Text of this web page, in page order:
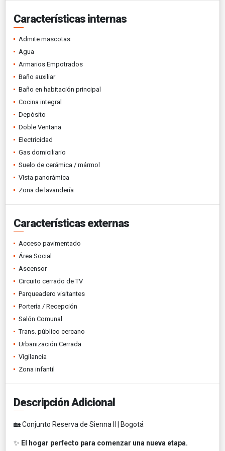
Características internas
Admite mascotas
Agua
Armarios Empotrados
Baño auxiliar
Baño en habitación principal
Cocina integral
Depósito
Doble Ventana
Electricidad
Gas domiciliario
Suelo de cerámica / mármol
Vista panorámica
Zona de lavandería
Características externas
Acceso pavimentado
Área Social
Ascensor
Circuito cerrado de TV
Parqueadero visitantes
Portería / Recepción
Salón Comunal
Trans. público cercano
Urbanización Cerrada
Vigilancia
Zona infantil
Descripción Adicional
🏡 Conjunto Reserva de Sienna II | Bogotá
✨ El hogar perfecto para comenzar una nueva etapa.